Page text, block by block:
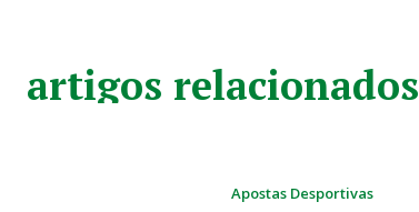
artigos relacionados
Apostas Desportivas